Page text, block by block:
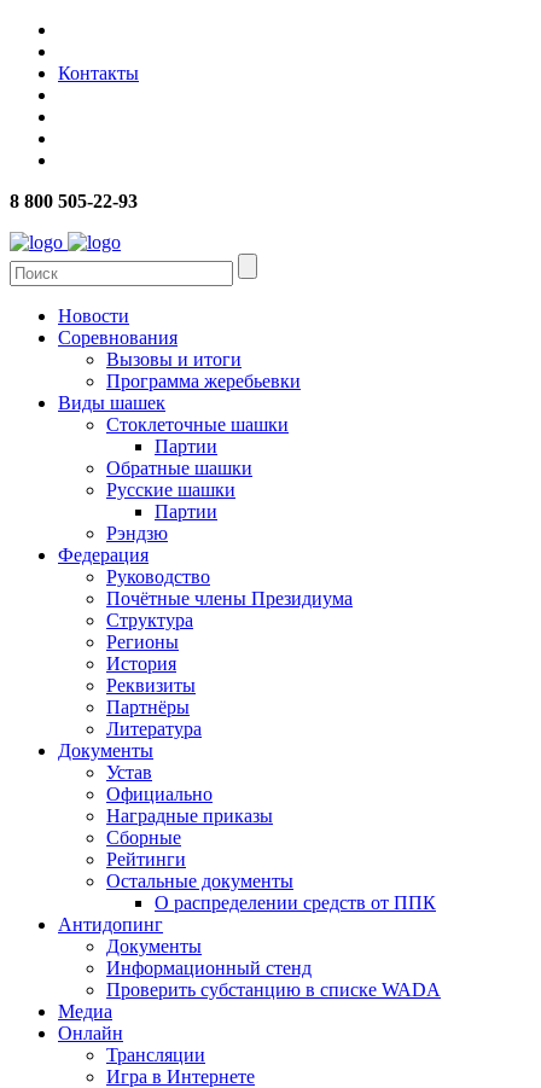
Контакты
8 800 505-22-93
Новости
Соревнования
Вызовы и итоги
Программа жеребьевки
Виды шашек
Стоклеточные шашки
Партии
Обратные шашки
Русские шашки
Партии
Рэндзю
Федерация
Руководство
Почётные члены Президиума
Структура
Регионы
История
Реквизиты
Партнёры
Литература
Документы
Устав
Официально
Наградные приказы
Сборные
Рейтинги
Остальные документы
О распределении средств от ППК
Антидопинг
Документы
Информационный стенд
Проверить субстанцию в списке WADA
Медиа
Онлайн
Трансляции
Игра в Интернете